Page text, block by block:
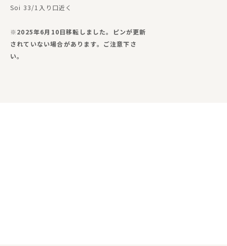
Soi 33/1入り口近く
※2025年6月10日移転しました。ピンが更新
されていない場合があります。ご注意下さ
い。